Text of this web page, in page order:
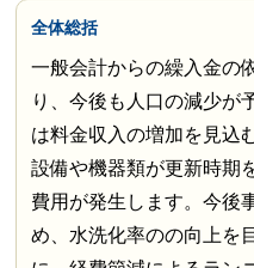
全体総括
一般会計からの繰入金の
り、今後も人口の減少が
は料金収入の増加を見込
設備や機器類が更新時期
費用が発生します。今後
め、水洗化率のの向上を